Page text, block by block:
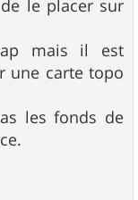
le placer sur
mais il est
une carte topo
les fonds de